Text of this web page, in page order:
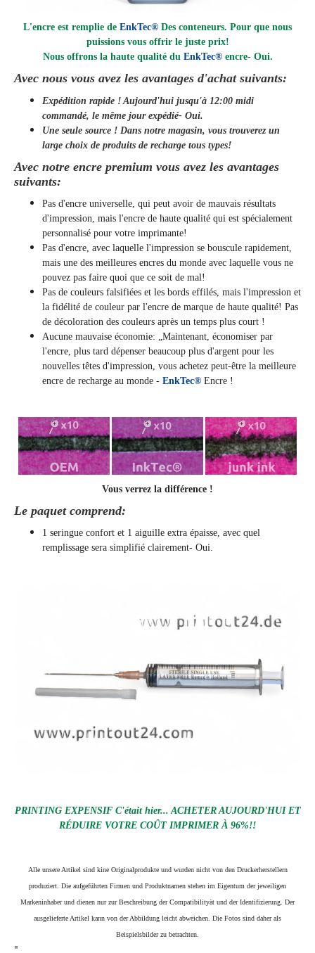
L'encre est remplie de EnkTec® Des conteneurs. Pour que nous
puissions vous offrir le juste prix!
Nous offrons la haute qualité du EnkTec®encre- Oui.
Avec nous vous avez les avantages d'achat suivants:
Expédition rapide ! Aujourd'hui jusqu'à 12:00 midi
commandé, le même jourexpédié- Oui.
Une seule source ! Dans notre magasin, vous trouverez un
large choix de produits de recharge tous types!
Avec notre encre premium vous avez les avantages
suivants:
Pas d'encre universelle, qui peut avoir de mauvais résultats
d'impression, mais l'encre de haute qualité qui est spécialement
personnalisé pour votre imprimante!
Pas d'encre, avec laquelle l'impression se bouscule rapidement,
mais une des meilleures encres du monde avec laquelle vous ne
pouvez pas faire quoi que ce soit de mal!
Pas de couleurs falsifiées et les bords effilés, mais l'impression et
la fidélité de couleur par l'encre de marque de haute qualité! Pas
de décoloration des couleurs après un temps plus court !
Aucune mauvaise économie: „Maintenant, économiser par
l'encre, plus tard dépenser beaucoup plus d'argent pour les
nouvelles têtes d'impression, vous achetez peut-être la meilleure
encre de recharge au monde - EnkTec® Encre !
Vous verrez la différence !
Le paquet comprend:
1 seringue confort et 1 aiguille extra épaisse, avec quel
remplissage sera simplifié clairement- Oui.
PRINTING EXPENSIF C'était hier... ACHETER AUJOURD'HUI ET
RÉDUIRE VOTRE COÛT IMPRIMER À 96%!!
Alle unsere Artikel sind kine Originalprodukte und wurden nicht von den Druckerherstellern
produziert. Die aufgeführten Firmen und Produktnamen stehen im Eigentum der jeweiligen
Markeninhaber und dienen nur zur Beschreibung der Compatibilityät und der Identifizierung. Der
ausgelieferte Artikel kann von der Abbildung leicht abweichen. Die Fotos sind daher als
Beispielsbilder zu betrachten.
"